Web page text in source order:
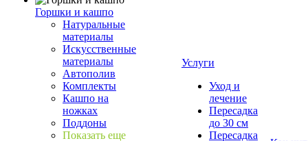
Горшки и кашпо
Натуральные
материалы
Искусственные
материалы
Автополив
Комплекты
Кашпо на
ножках
Поддоны
Показать еще
Услуги
Уход и
лечение
Пересадка
до 30 см
Пересадка